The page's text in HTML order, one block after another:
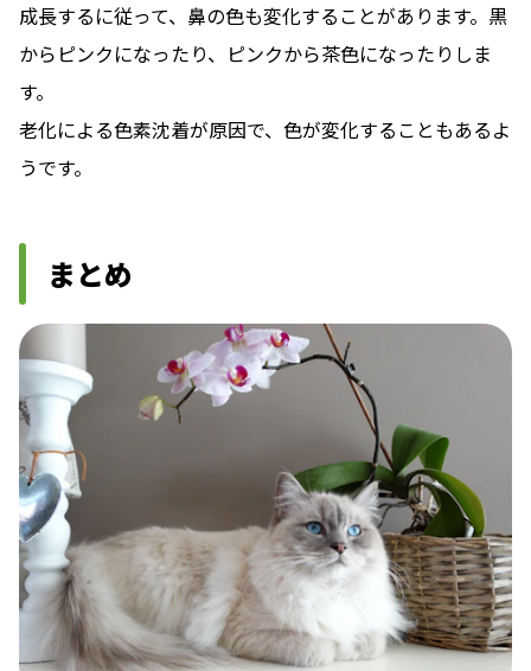
成長するに従って、鼻の色も変化することがあります。黒
からピンクになったり、ピンクから茶色になったりしま
す。
老化による色素沈着が原因で、色が変化することもあるよ
うです。
まとめ